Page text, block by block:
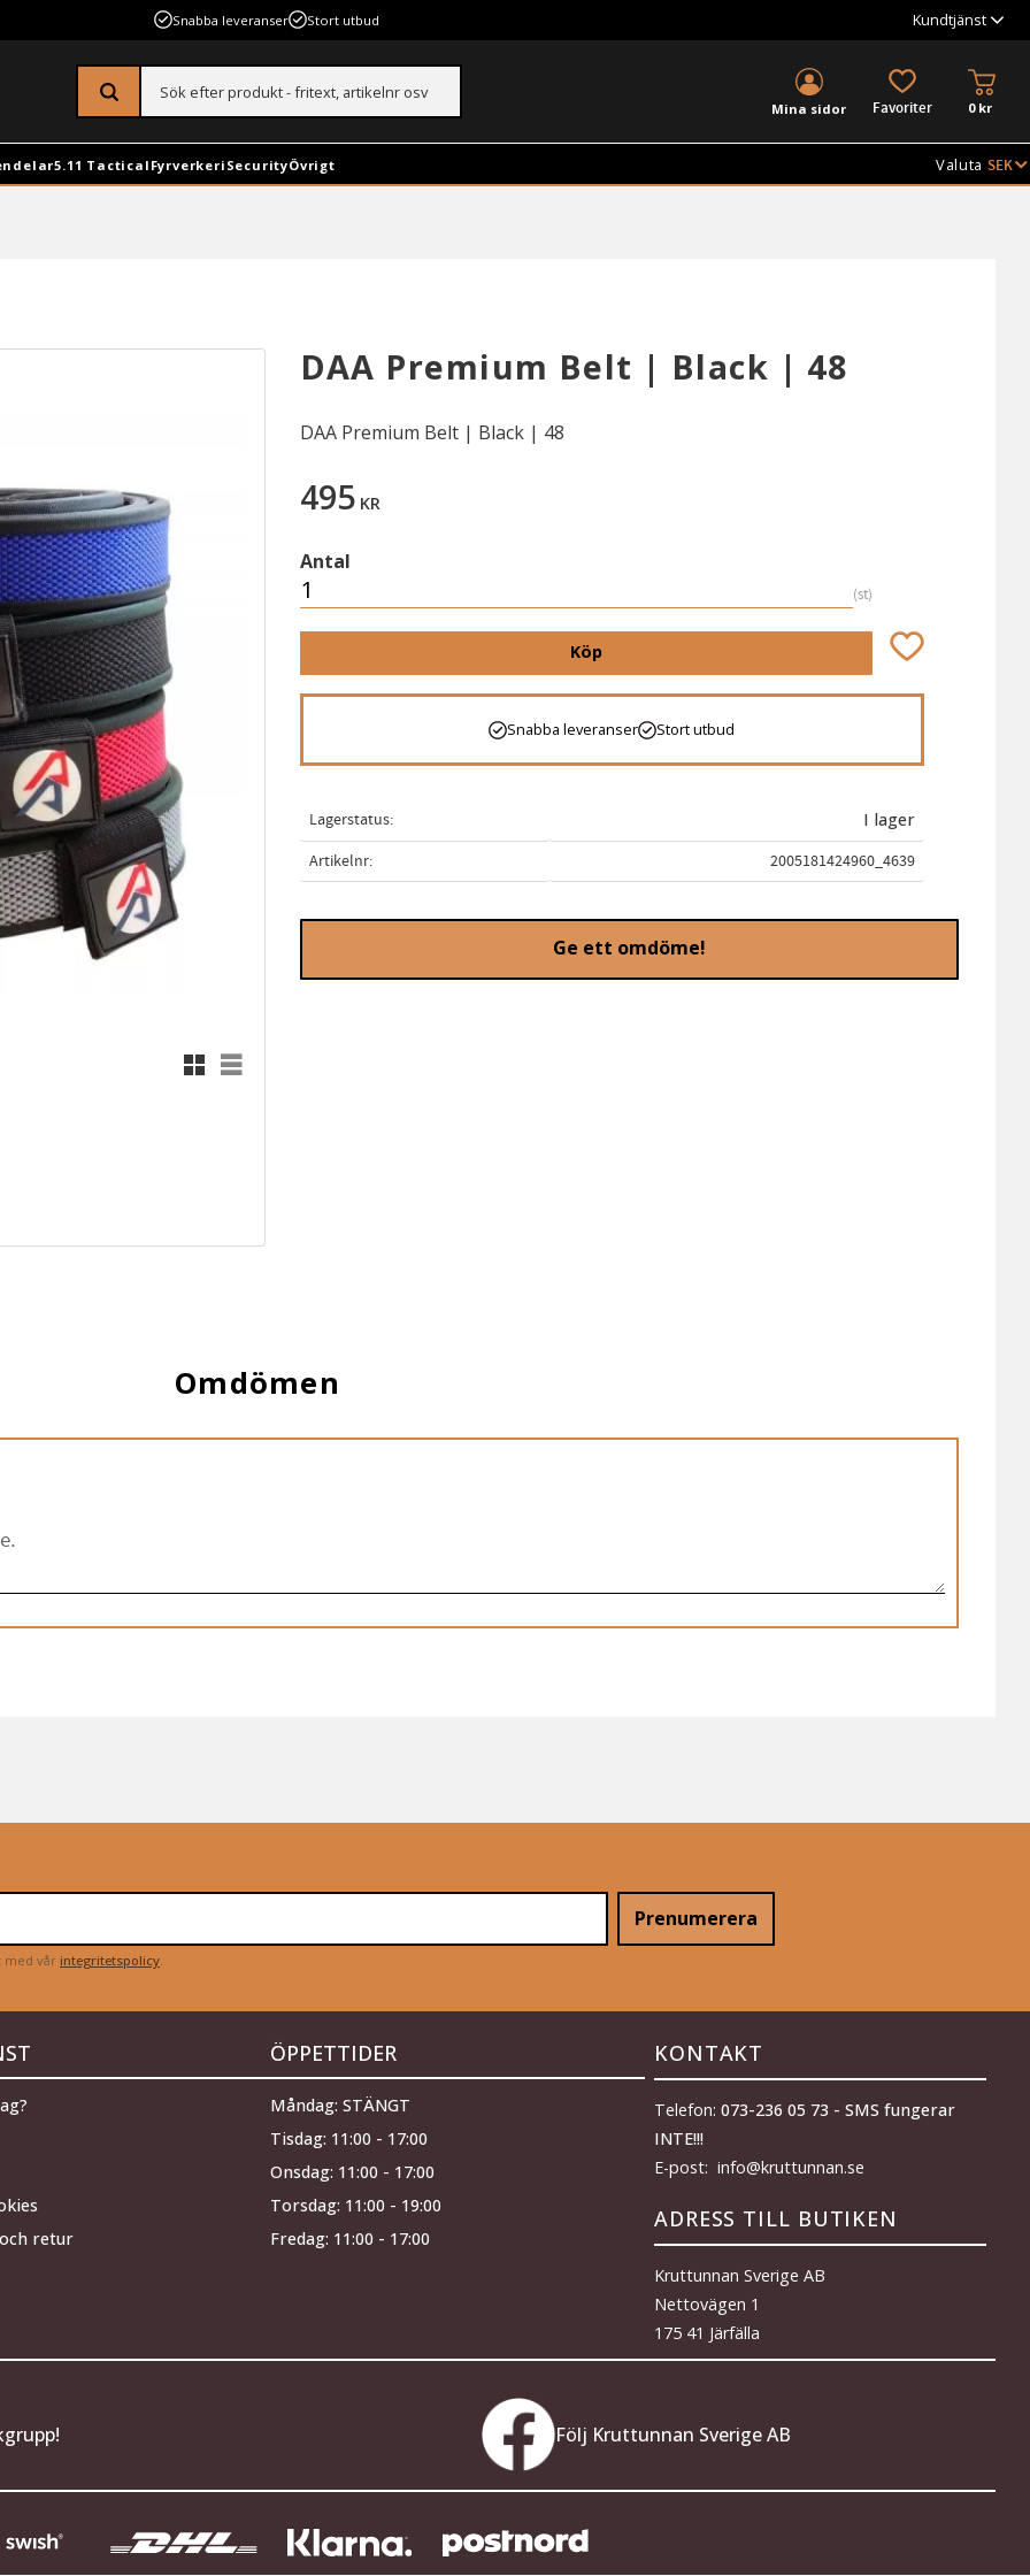
Snabba leveranser Stort utbud Kundtjänst
Mina sidor FAVORITER 0kr
5.11 Tactical Fyrverkeri SecurityÖvrigt Valuta
DAA Premium Belt | Black | 48
DAA Premium Belt | Black | 48
Rutnätsvy
Listvy
495KR
Antal
st
Köp Lägg till i
Snabba leveranser Stort utbud
Lagerstatus
I lager
Artikelnr
2005181424960_4639
Ge ett omdöme!
Omdömen
Prenumerera
med vår integritetspolicy.
retur
ÖPPETTIDER
Måndag: STÄNGT
Tisdag: 11:00 - 17:00
Onsdag: 11:00 - 17:00
Torsdag: 11:00 - 19:00
Fredag: 11:00 - 17:00
KONTAKT
Telefon: 073-236 05 73 - SMS fungerar
INTE!!!
E-post: info@kruttunnan.se
ADRESS TILL BUTIKEN
Kruttunnan Sverige AB
Nettovägen 1
175 41 Järfälla
Följ Kruttunnan Sverige AB